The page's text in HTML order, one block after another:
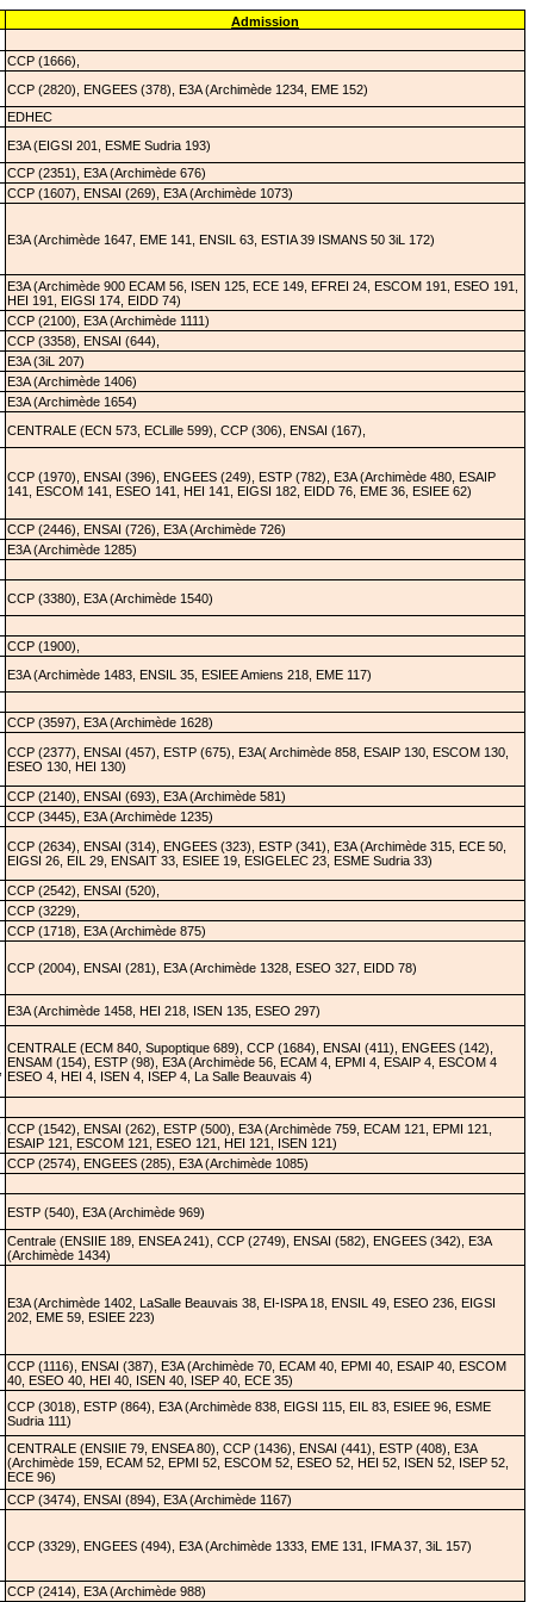
Admission
CCP (1666),
CCP (2820), ENGEES (378), E3A (Archimède 1234, EME 152)
EDHEC
E3A (EIGSI 201, ESME Sudria 193)
CCP (2351), E3A (Archimède 676)
CCP (1607), ENSAI (269), E3A (Archimède 1073)
E3A (Archimède 1647, EME 141, ENSIL 63, ESTIA 39 ISMANS 50 3iL 172)
E3A (Archimède 900 ECAM 56, ISEN 125, ECE 149, EFREI 24, ESCOM 191, ESEO 191,
HEI 191, EIGSI 174, EIDD 74)
CCP (2100), E3A (Archimède 1111)
CCP (3358), ENSAI (644),
E3A (3iL 207)
E3A (Archimède 1406)
E3A (Archimède 1654)
CENTRALE (ECN 573, ECLille 599), CCP (306), ENSAI (167),
CCP (1970), ENSAI (396), ENGEES (249), ESTP (782), E3A (Archimède 480, ESAIP
141, ESCOM 141, ESEO 141, HEI 141, EIGSI 182, EIDD 76, EME 36, ESIEE 62)
CCP (2446), ENSAI (726), E3A (Archimède 726)
E3A (Archimède 1285)
CCP (3380), E3A (Archimède 1540)
CCP (1900),
E3A (Archimède 1483, ENSIL 35, ESIEE Amiens 218, EME 117)
CCP (3597), E3A (Archimède 1628)
CCP (2377), ENSAI (457), ESTP (675), E3A( Archimède 858, ESAIP 130, ESCOM 130,
ESEO 130, HEI 130)
CCP (2140), ENSAI (693), E3A (Archimède 581)
CCP (3445), E3A (Archimède 1235)
CCP (2634), ENSAI (314), ENGEES (323), ESTP (341), E3A (Archimède 315, ECE 50,
EIGSI 26, EIL 29, ENSAIT 33, ESIEE 19, ESIGELEC 23, ESME Sudria 33)
CCP (2542), ENSAI (520),
CCP (3229),
CCP (1718), E3A (Archimède 875)
CCP (2004), ENSAI (281), E3A (Archimède 1328, ESEO 327, EIDD 78)
E3A (Archimède 1458, HEI 218, ISEN 135, ESEO 297)
CENTRALE (ECM 840, Supoptique 689), CCP (1684), ENSAI (411), ENGEES (142),
ENSAM (154), ESTP (98), E3A (Archimède 56, ECAM 4, EPMI 4, ESAIP 4, ESCOM 4
ESEO 4, HEI 4, ISEN 4, ISEP 4, La Salle Beauvais 4)
CCP (1542), ENSAI (262), ESTP (500), E3A (Archimède 759, ECAM 121, EPMI 121,
ESAIP 121, ESCOM 121, ESEO 121, HEI 121, ISEN 121)
CCP (2574), ENGEES (285), E3A (Archimède 1085)
ESTP (540), E3A (Archimède 969)
Centrale (ENSIIE 189, ENSEA 241), CCP (2749), ENSAI (582), ENGEES (342), E3A
(Archimède 1434)
E3A (Archimède 1402, LaSalle Beauvais 38, EI-ISPA 18, ENSIL 49, ESEO 236, EIGSI
202, EME 59, ESIEE 223)
CCP (1116), ENSAI (387), E3A (Archimède 70, ECAM 40, EPMI 40, ESAIP 40, ESCOM
40, ESEO 40, HEI 40, ISEN 40, ISEP 40, ECE 35)
CCP (3018), ESTP (864), E3A (Archimède 838, EIGSI 115, EIL 83, ESIEE 96, ESME
Sudria 111)
CENTRALE (ENSIIE 79, ENSEA 80), CCP (1436), ENSAI (441), ESTP (408), E3A
(Archimède 159, ECAM 52, EPMI 52, ESCOM 52, ESEO 52, HEI 52, ISEN 52, ISEP 52,
ECE 96)
CCP (3474), ENSAI (894), E3A (Archimède 1167)
CCP (3329), ENGEES (494), E3A (Archimède 1333, EME 131, IFMA 37, 3iL 157)
CCP (2414), E3A (Archimède 988)